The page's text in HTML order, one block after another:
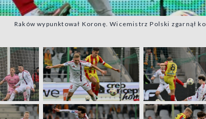
Raków wypunktował Koronę. Wicemistrz Polski zgarnął